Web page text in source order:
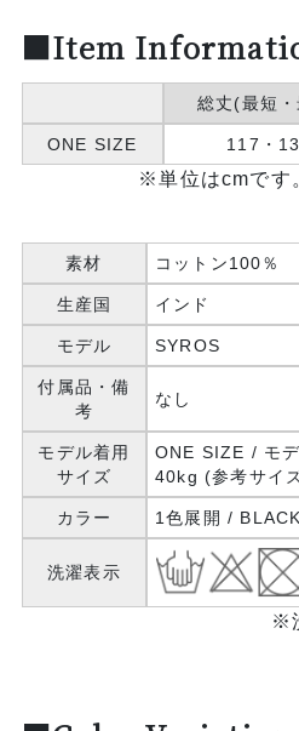
■Item
総丈(最短
ONE SIZE 117・
※単位はcmです
素材 コットン100％
生産国 インド
モデル SYROS
付属品・備
考
なし
モデル着用
サイズ
ONE SIZE / モ
40kg (参考サイ
カラー 1色展開 / BLACK
洗濯表示
※